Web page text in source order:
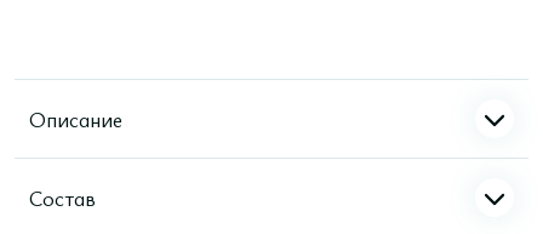
Описание
Состав